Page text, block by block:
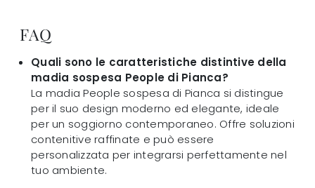
FAQ
Quali sono le caratteristiche distintive della
madia sospesa People di Pianca?
La madia People sospesa di Pianca si distingue
per il suo design moderno ed elegante, ideale
per un soggiorno contemporaneo. Offre soluzioni
contenitive raffinate e può essere
personalizzata per integrarsi perfettamente nel
tuo ambiente.